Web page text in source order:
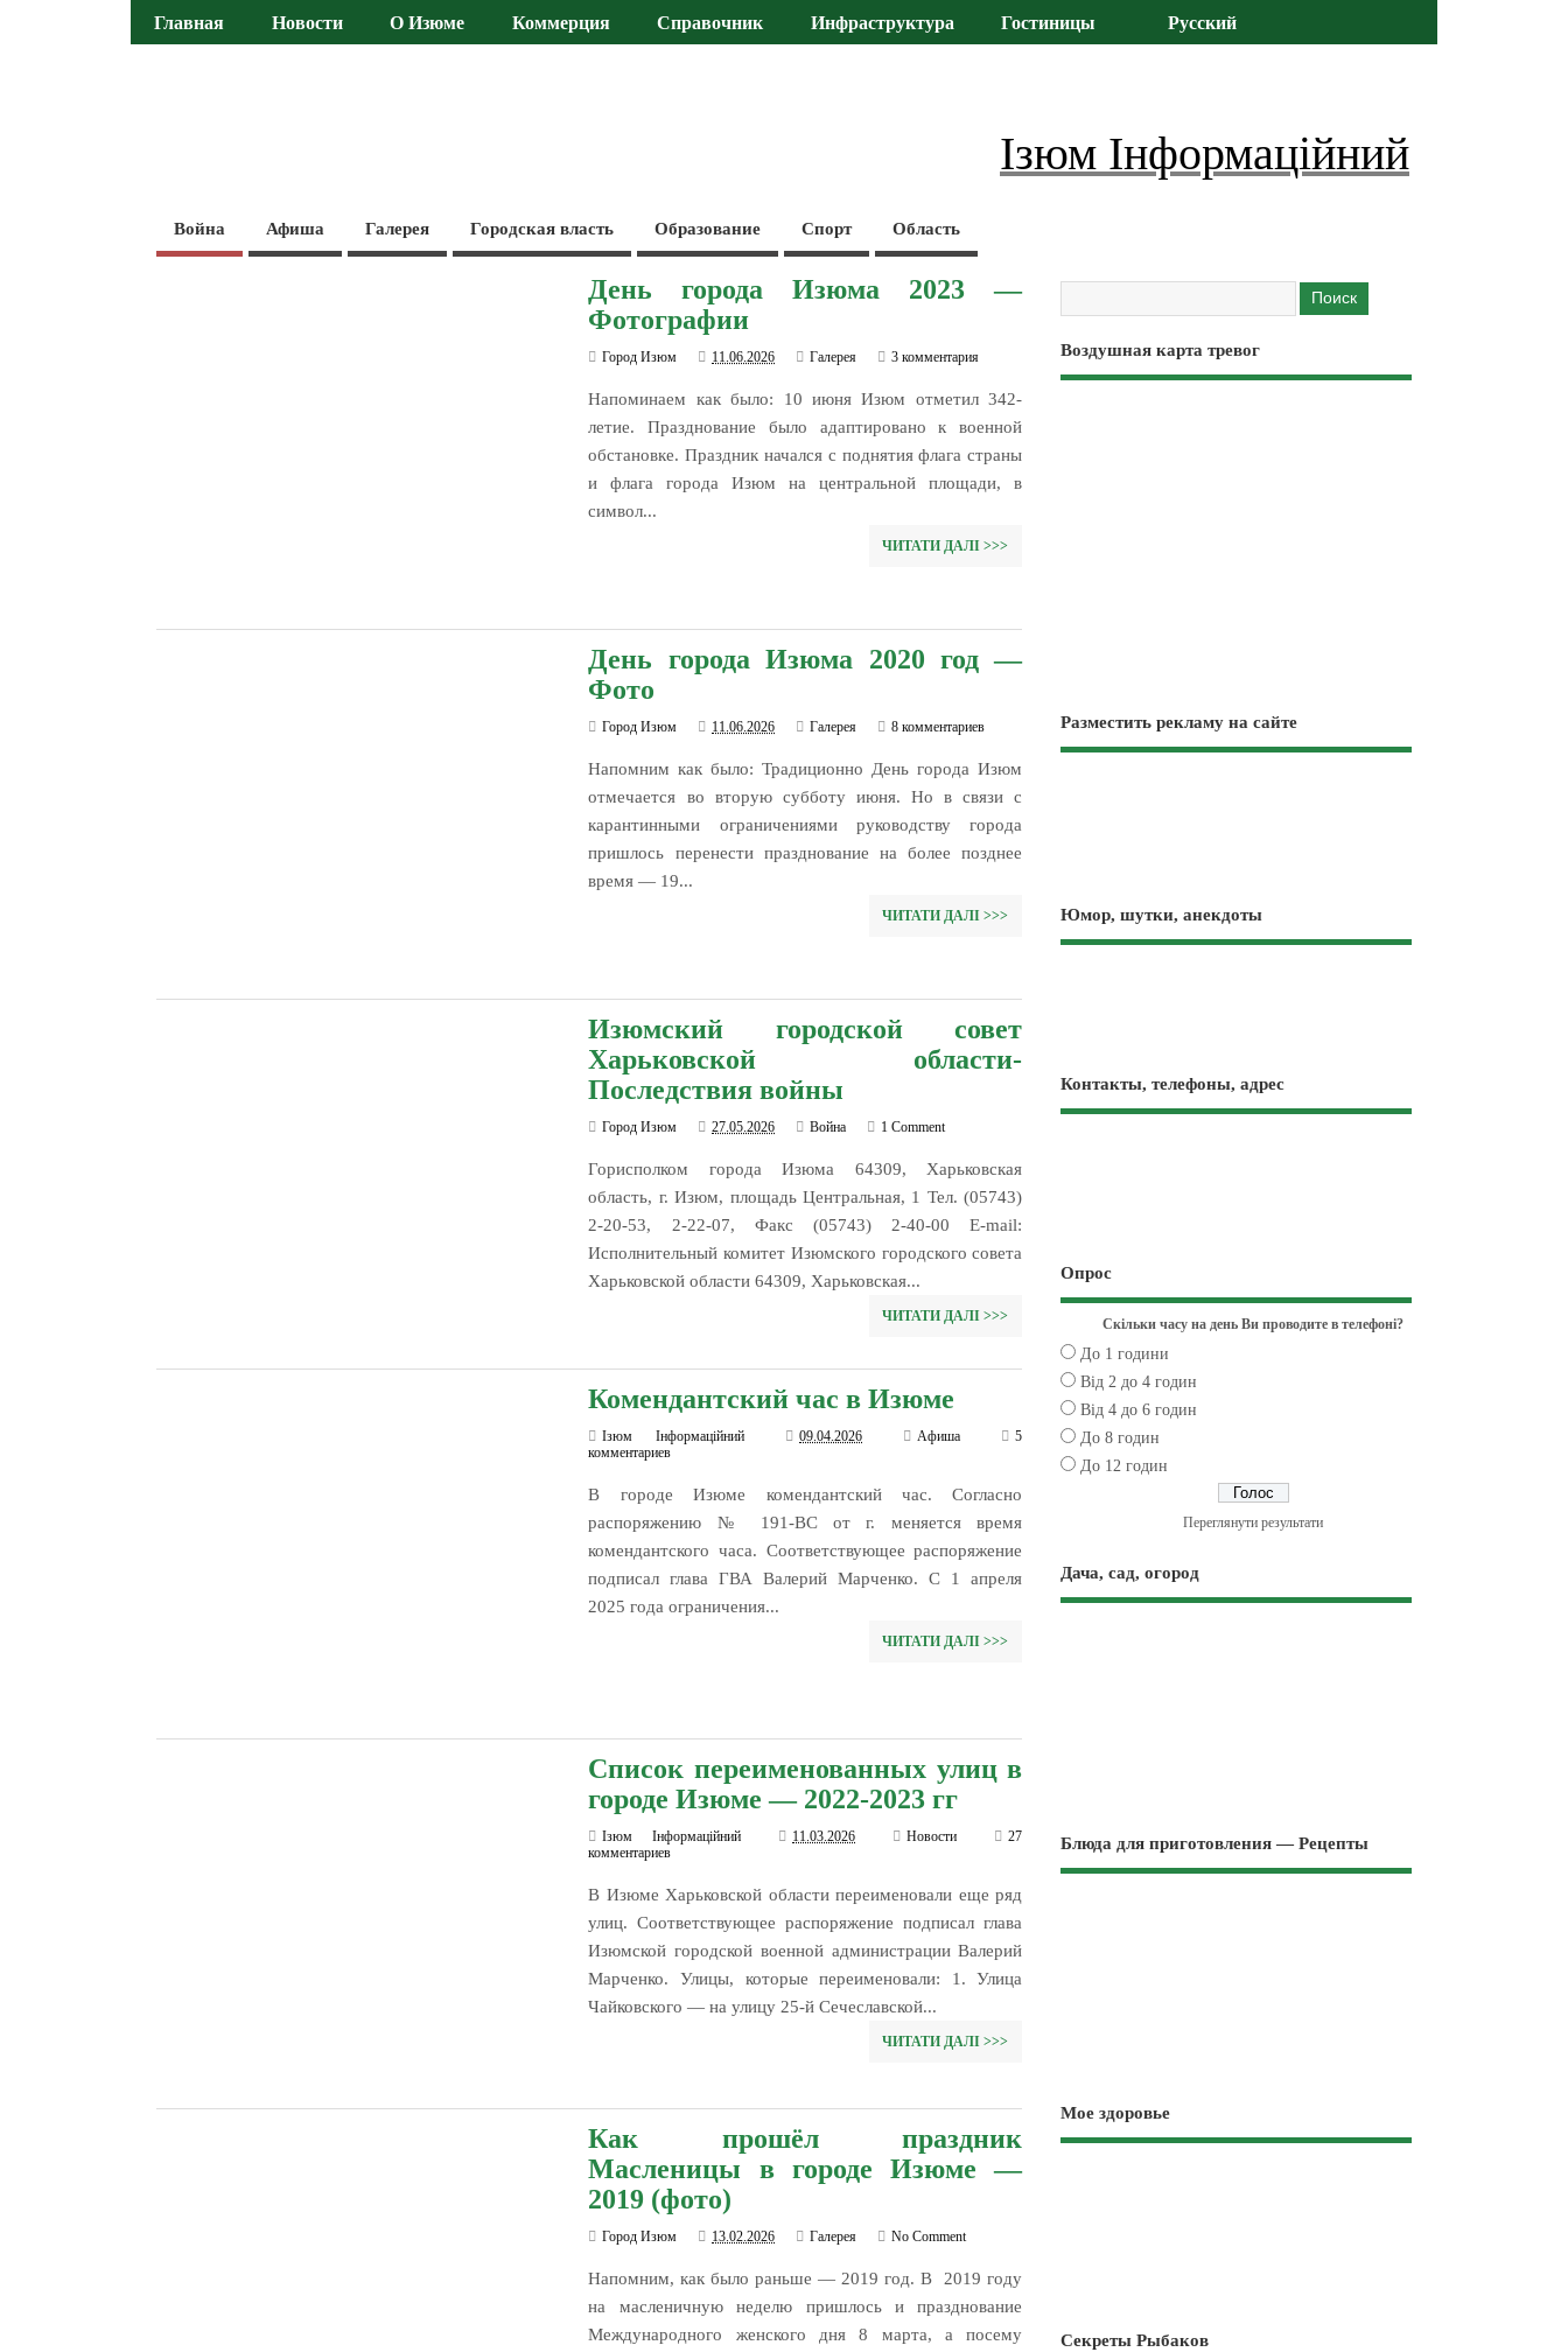
Главная Новости О Изюме Коммерция Справочник Инфраструктура Гостиницы Русский
Ізюм Інформаційний
Война Афиша Галерея Городская власть Образование Спорт Область
День города Изюма 2023 —
Фотографии
Город Изюм 11.06.2026 Галерея 3 комментария
Напоминаем как было: 10 июня Изюм отметил 342-
летие. Празднование было адаптировано к военной
обстановке. Праздник начался с поднятия флага страны
и флага города Изюм на центральной площади, в
символ...
ЧИТАТИ ДАЛІ >>>
День города Изюма 2020 год —
Фото
Город Изюм 11.06.2026 Галерея 8 комментариев
Напомним как было: Традиционно День города Изюм
отмечается во вторую субботу июня. Но в связи с
карантинными ограничениями руководству города
пришлось перенести празднование на более позднее
время — 19...
ЧИТАТИ ДАЛІ >>>
Изюмский городской совет
Харьковской области-
Последствия войны
Город Изюм 27.05.2026 Война 1 Comment
Горисполком города Изюма 64309, Харьковская
область, г. Изюм, площадь Центральная, 1 Тел. (05743)
2-20-53, 2-22-07, Факс (05743) 2-40-00 Е-mail:
Исполнительный комитет Изюмского городского совета
Харьковской области 64309, Харьковская...
ЧИТАТИ ДАЛІ >>>
Комендантский час в Изюме
Ізюм Інформаційний 09.04.2026 Афиша
5
комментариев
В городе Изюме комендантский час. Согласно
распоряжению № 191-ВС от г. меняется время
комендантского часа. Соответствующее распоряжение
подписал глава ГВА Валерий Марченко. С 1 апреля
2025 года ограничения...
ЧИТАТИ ДАЛІ >>>
Список переименованных улиц в
городе Изюме — 2022-2023 гг
Ізюм Інформаційний 11.03.2026 Новости
27
комментариев
В Изюме Харьковской области переименовали еще ряд
улиц. Соответствующее распоряжение подписал глава
Изюмской городской военной администрации Валерий
Марченко. Улицы, которые переименовали: 1. Улица
Чайковского — на улицу 25-й Сечеславской...
ЧИТАТИ ДАЛІ >>>
Как прошёл праздник
Масленицы в городе Изюме —
2019 (фото)
Город Изюм 13.02.2026 Галерея No Comment
Напомним, как было раньше — 2019 год. В 2019 году
на масленичную неделю пришлось и празднование
Международного женского дня 8 марта, а посему
Воздушная карта тревог
Разместить рекламу на сайте
Юмор, шутки, анекдоты
Контакты, телефоны, адрес
Опрос
Скільки часу на день Ви проводите в телефоні?
До 1 години
Від 2 до 4 годин
Від 4 до 6 годин
До 8 годин
До 12 годин
Переглянути результати
Дача, сад, огород
Блюда для приготовления — Рецепты
Мое здоровье
Секреты Рыбаков